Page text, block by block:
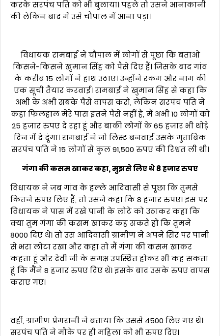
करके सरपंच पति को भी बुलाया। पहले तो उसने आनाकानी
की लेकिन बाद में उसे चौपाल में आना पड़ा।
विधायक रामबाई ने चौपाल में लोगों से पूछा कि बताओ
किसने-किसने खुमान सिंह को पैसे दिए हैं। जिसके बाद गांव
के करीब 15 लोगों ने हाथ उठाए। उन्होंने रकम और नाम की
एक सूची तैयार करवाई। रामबाई ने खुमान सिंह से कहा कि
अभी के अभी सबके पैसे वापस करो, लेकिन सरपंच पति ने
कहा फिलहाल मेरे पास इतने पैसे नहीं है, मैं अभी 10 लोगों को
25 हजार रुपए दे रहा हूं और बाकी लोगों के 65 हजार भी थोड़े
दिन में दे दूंगा। रामबाई ने जो लिस्ट बनवाई उसके मुताबिक
सरपंच पति ने 15 लोगों से कुल 91,500 रुपए की रिश्वत ली थी।
गंगा की कसम खाकर कहा, मुझसे लिए थे 8 हजार रुपए
विधायक ने जब गांव के हल्ले आदिवासी से पूछा कि तुमसे
कितने रुपए लिए हैं, तो उसने कहा कि 8 हजार रुपए। इस पर
विधायक ने पास में रखे पानी के लोटे को उठाकर कहा कि
क्या तुम गंगा की कसम खाकर कह सकते हो कि तुमने
8000 दिए थे। तो उस आदिवासी ग्रामीण ने अपने सिर पर पानी
से भरा लोटा रखा और कहा तो मैं गंगा की कसम खाकर
कहता हूं और देवी जी के समक्ष उपस्थित होकर भी कह सकता
हूं कि मैंने 8 हजार रुपए दिए थे। इसके बाद उसके रुपए वापस
कराए गए।
वहीं, ग्रामीण प्रेमरानी ने बताया कि उससे 4500 लिए गए थे।
सरपंच पति ने मौके पर ही महिला को भी रुपए दिए।